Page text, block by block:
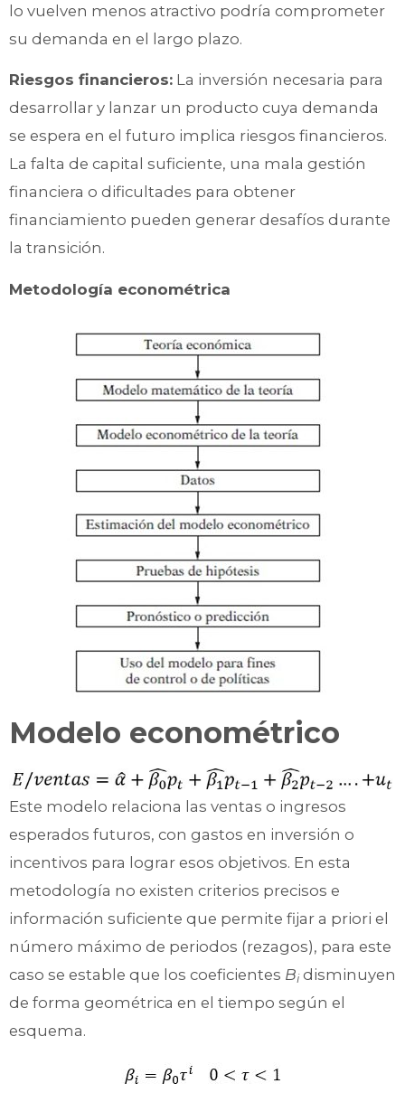
lo vuelven menos atractivo podría comprometer
su demanda en el largo plazo.
Riesgos financieros: La inversión necesaria para
desarrollar y lanzar un producto cuya demanda
se espera en el futuro implica riesgos financieros.
La falta de capital suficiente, una mala gestión
financiera o dificultades para obtener
financiamiento pueden generar desafíos durante
la transición.
Metodología econométrica
Modelo econométrico
Este modelo relaciona las ventas o ingresos
esperados futuros, con gastos en inversión o
incentivos para lograr esos objetivos. En esta
metodología no existen criterios precisos e
información suficiente que permite fijar a priori el
número máximo de periodos (rezagos), para este
caso se estable que los coeficientes Bidisminuyen
de forma geométrica en el tiempo según el
esquema.